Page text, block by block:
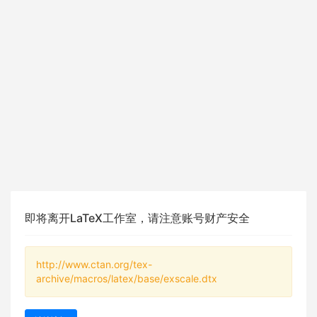
即将离开LaTeX工作室，请注意账号财产安全
http://www.ctan.org/tex-
archive/macros/latex/base/exscale.dtx